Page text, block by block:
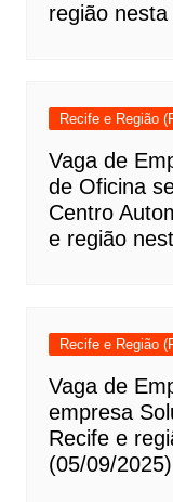
região
Recife e Região
Vaga de
de Oficina
Centro
e região
Recife e Região
Vaga de
empresa
Recife e
(05/09/2025)